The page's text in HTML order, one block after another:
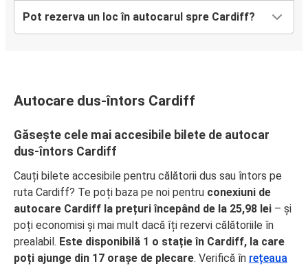
Pot rezerva un loc în autocarul spre Cardiff?
Autocare dus-întors Cardiff
Găsește cele mai accesibile bilete de autocar
dus-întors Cardiff
Cauți bilete accesibile pentru călătorii dus sau întors pe
ruta Cardiff? Te poți baza pe noi pentru conexiuni de
autocare Cardiff la prețuri începând de la 25,98 lei – și
poți economisi și mai mult dacă îți rezervi călătoriile în
prealabil. Este disponibilă 1 o stație în Cardiff, la care
poți ajunge din 17 orașe de plecare. Verifică în rețeaua